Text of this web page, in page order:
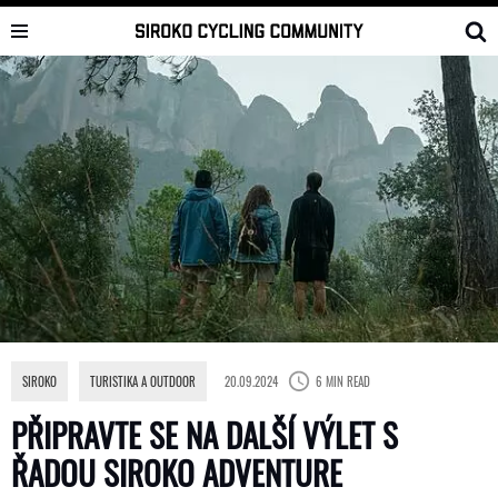
Skip
to
content
PŘIPRAVTE SE NA DALŠÍ VÝLET S
ŘADOU SIROKO ADVENTURE
SIROKO TURISTIKA A OUTDOOR 20.09.2024 6 MIN READ